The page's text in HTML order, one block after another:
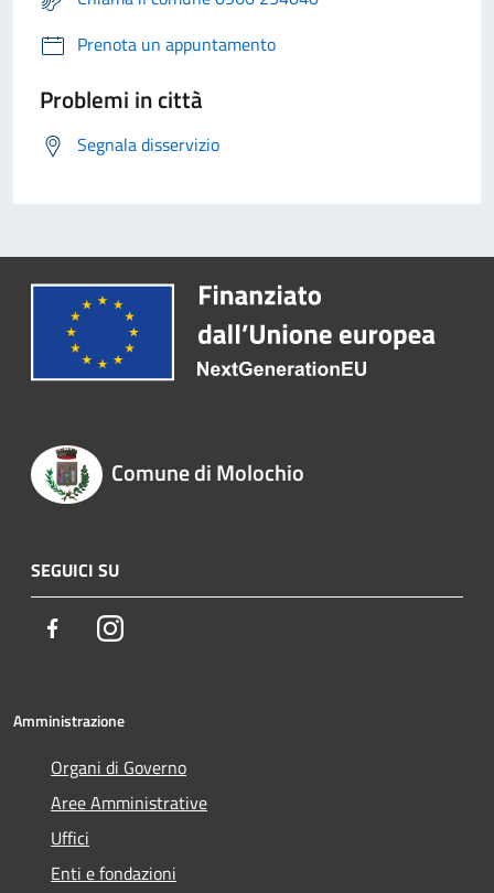
Prenota un appuntamento
Problemi in città
Segnala disservizio
Comune di Molochio
SEGUICI SU
FacebookInstagram
Amministrazione
Organi di Governo
Aree Amministrative
Uffici
Enti e fondazioni